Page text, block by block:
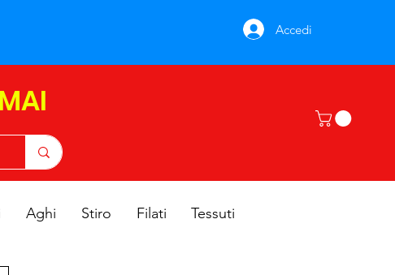
Accedi
Aghi Stiro Filati Tessuti